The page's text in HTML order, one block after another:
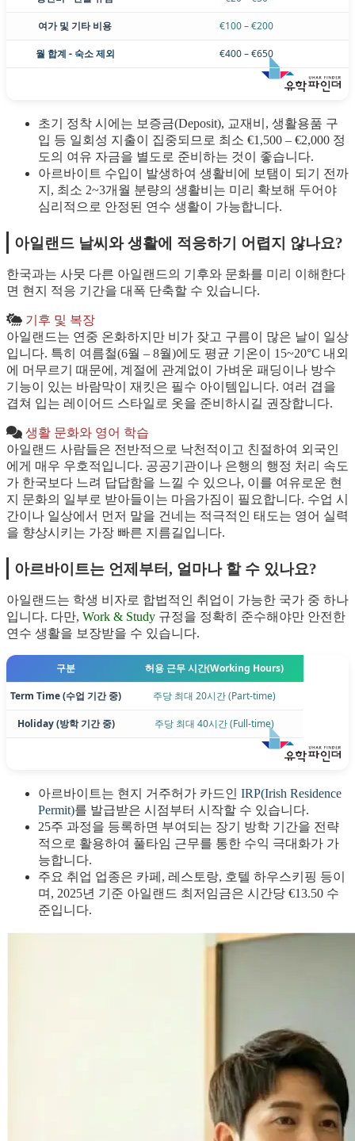
여가 및 기타 비용 €100 – €200
월 합계 - 숙소 제외 €400 – €650
초기 정착 시에는 보증금(Deposit), 교재비, 생활용품 구
입 등 일회성 지출이 집중되므로 최소 €1,500 – €2,000 정
도의 여유 자금을 별도로 준비하는 것이 좋습니다.
아르바이트 수입이 발생하여 생활비에 보탬이 되기 전까
지, 최소 2~3개월 분량의 생활비는 미리 확보해 두어야
심리적으로 안정된 연수 생활이 가능합니다.
아일랜드 날씨와 생활에 적응하기 어렵지 않나요?
한국과는 사뭇 다른 아일랜드의 기후와 문화를 미리 이해한다
면 현지 적응 기간을 대폭 단축할 수 있습니다.
기후 및 복장
아일랜드는 연중 온화하지만 비가 잦고 구름이 많은 날이 일상
입니다. 특히 여름철(6월 – 8월)에도 평균 기온이 15~20°C 내외
에 머무르기 때문에, 계절에 관계없이 가벼운 패딩이나 방수
기능이 있는 바람막이 재킷은 필수 아이템입니다. 여러 겹을
겹쳐 입는 레이어드 스타일로 옷을 준비하시길 권장합니다.
생활 문화와 영어 학습
아일랜드 사람들은 전반적으로 낙천적이고 친절하여 외국인
에게 매우 우호적입니다. 공공기관이나 은행의 행정 처리 속도
가 한국보다 느려 답답함을 느낄 수 있으나, 이를 여유로운 현
지 문화의 일부로 받아들이는 마음가짐이 필요합니다. 수업 시
간이나 일상에서 먼저 말을 건네는 적극적인 태도는 영어 실력
을 향상시키는 가장 빠른 지름길입니다.
아르바이트는 언제부터, 얼마나 할 수 있나요?
아일랜드는 학생 비자로 합법적인 취업이 가능한 국가 중 하나
입니다. 다만, Work & Study 규정을 정확히 준수해야만 안전한
연수 생활을 보장받을 수 있습니다.
구분 허용 근무 시간(Working Hours)
Term Time (수업 기간 중) 주당 최대 20시간 (Part-time)
Holiday (방학 기간 중) 주당 최대 40시간 (Full-time)
아르바이트는 현지 거주허가 카드인 IRP(Irish Residence
Permit)를 발급받은 시점부터 시작할 수 있습니다.
25주 과정을 등록하면 부여되는 장기 방학 기간을 전략
적으로 활용하여 풀타임 근무를 통한 수익 극대화가 가
능합니다.
주요 취업 업종은 카페, 레스토랑, 호텔 하우스키핑 등이
며, 2025년 기준 아일랜드 최저임금은 시간당 €13.50 수
준입니다.